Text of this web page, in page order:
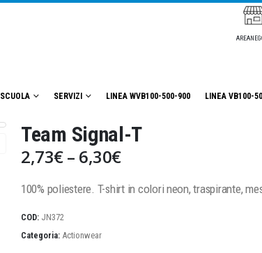
SCUOLA SERVIZI LINEA WVB100-500-900 LINEA VB100-
Team Signal-T
2,73€– 6,30€
100% poliestere. T-shirt in colori neon, traspirante,
COD: JN372
Categoria: Actionwear